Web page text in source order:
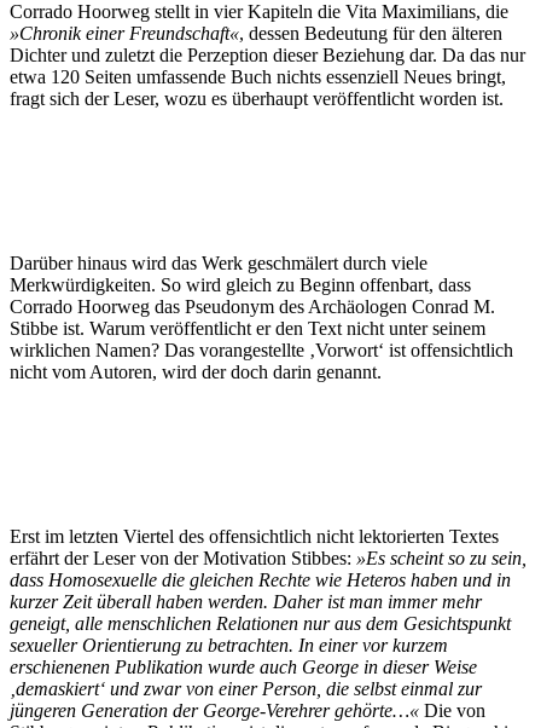
Corrado Hoorweg stellt in vier Kapiteln die Vita Maximilians, die
»Chronik einer Freundschaft«, dessen Bedeutung für den älteren
Dichter und zuletzt die Perzeption dieser Beziehung dar. Da das nur
etwa 120 Seiten umfassende Buch nichts essenziell Neues bringt,
fragt sich der Leser, wozu es überhaupt veröffentlicht worden ist.
Darüber hinaus wird das Werk geschmälert durch viele
Merkwürdigkeiten. So wird gleich zu Beginn offenbart, dass
Corrado Hoorweg das Pseudonym des Archäologen Conrad M.
Stibbe ist. Warum veröffentlicht er den Text nicht unter seinem
wirklichen Namen? Das vorangestellte ‚Vorwort‘ ist offensichtlich
nicht vom Autoren, wird der doch darin genannt.
Erst im letzten Viertel des offensichtlich nicht lektorierten Textes
erfährt der Leser von der Motivation Stibbes: »Es scheint so zu sein,
dass Homosexuelle die gleichen Rechte wie Heteros haben und in
kurzer Zeit überall haben werden. Daher ist man immer mehr
geneigt, alle menschlichen Relationen nur aus dem Gesichtspunkt
sexueller Orientierung zu betrachten. In einer vor kurzem
erschienenen Publikation wurde auch George in dieser Weise
‚demaskiert‘ und zwar von einer Person, die selbst einmal zur
jüngeren Generation der George-Verehrer gehörte…« Die von